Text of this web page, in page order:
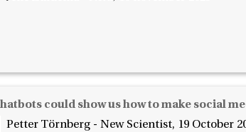
could show us how to make social
Petter Törnberg - New Scientist, 19 October